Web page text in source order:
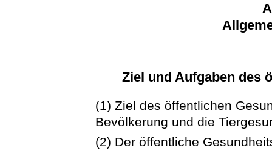
Ziel und Aufgaben des
(1) Ziel des öffentlichen
Bevölkerung und die
(2) Der öffentliche